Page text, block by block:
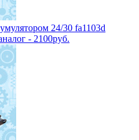
24/30 fa1103d
- 2100руб.